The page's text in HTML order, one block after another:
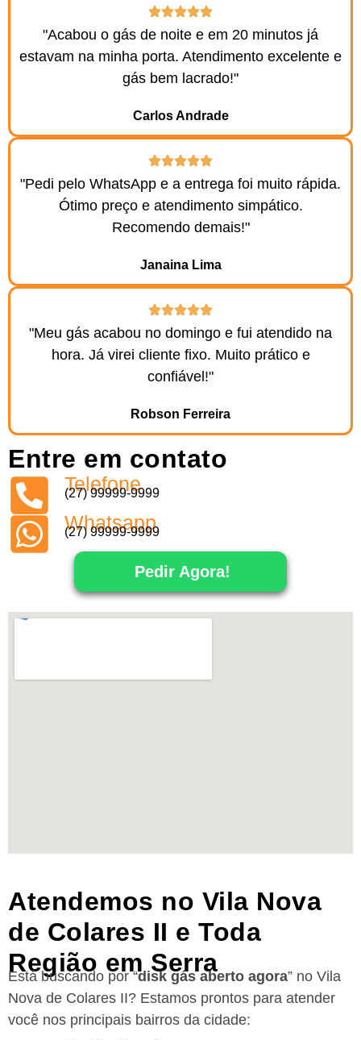
"Acabou o gás de noite e em 20 minutos já
estavam na minha porta. Atendimento excelente e
gás bem lacrado!"
Carlos Andrade
"Pedi pelo WhatsApp e a entrega foi muito rápida.
Ótimo preço e atendimento simpático.
Recomendo demais!"
Janaina Lima
"Meu gás acabou no domingo e fui atendido na
hora. Já virei cliente fixo. Muito prático e
confiável!"
Robson Ferreira
Entre em contato
Telefone
(27) 99999-9999
Whatsapp
(27) 99999-9999
Pedir Agora!
Atendemos no Vila Nova
de Colares II e Toda
Região em Serra
Está buscando por “disk gás aberto agora” no Vila
Nova de Colares II? Estamos prontos para atender
você nos principais bairros da cidade: